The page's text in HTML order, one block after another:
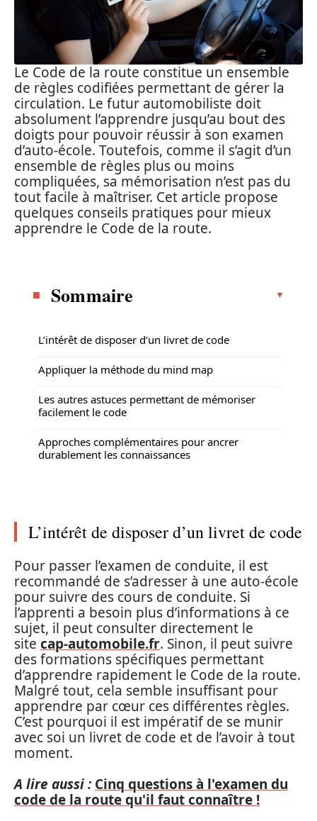
Le Code de la route constitue un ensemble
de règles codifiées permettant de gérer la
circulation. Le futur automobiliste doit
absolument l’apprendre jusqu’au bout des
doigts pour pouvoir réussir à son examen
d’auto-école. Toutefois, comme il s’agit d’un
ensemble de règles plus ou moins
compliquées, sa mémorisation n’est pas du
tout facile à maîtriser. Cet article propose
quelques conseils pratiques pour mieux
apprendre le Code de la route.
Sommaire
L’intérêt de disposer d’un livret de code
Appliquer la méthode du mind map
Les autres astuces permettant de mémoriser
facilement le code
Approches complémentaires pour ancrer
durablement les connaissances
L’intérêt de disposer d’un livret de code
Pour passer l’examen de conduite, il est
recommandé de s’adresser à une auto-école
pour suivre des cours de conduite. Si
l’apprenti a besoin plus d’informations à ce
sujet, il peut consulter directement le
site cap-automobile.fr. Sinon, il peut suivre
des formations spécifiques permettant
d’apprendre rapidement le Code de la route.
Malgré tout, cela semble insuffisant pour
apprendre par cœur ces différentes règles.
C’est pourquoi il est impératif de se munir
avec soi un livret de code et de l’avoir à tout
moment.
A lire aussi : Cinq questions à l'examen du
code de la route qu'il faut connaître !